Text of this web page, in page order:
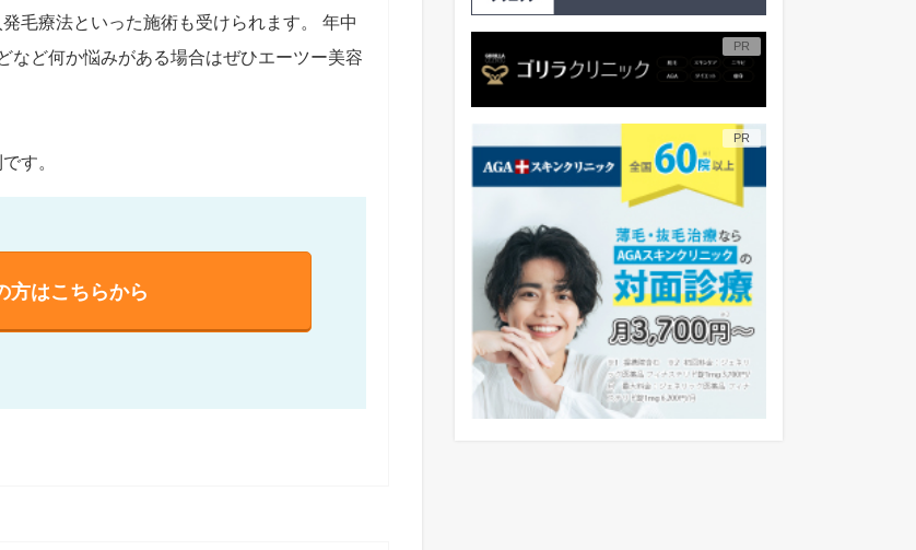
毛療法といった施術も受けられます。 年中
など何か悩みがある場合はぜひエーツー美容
す。
方はこちらから